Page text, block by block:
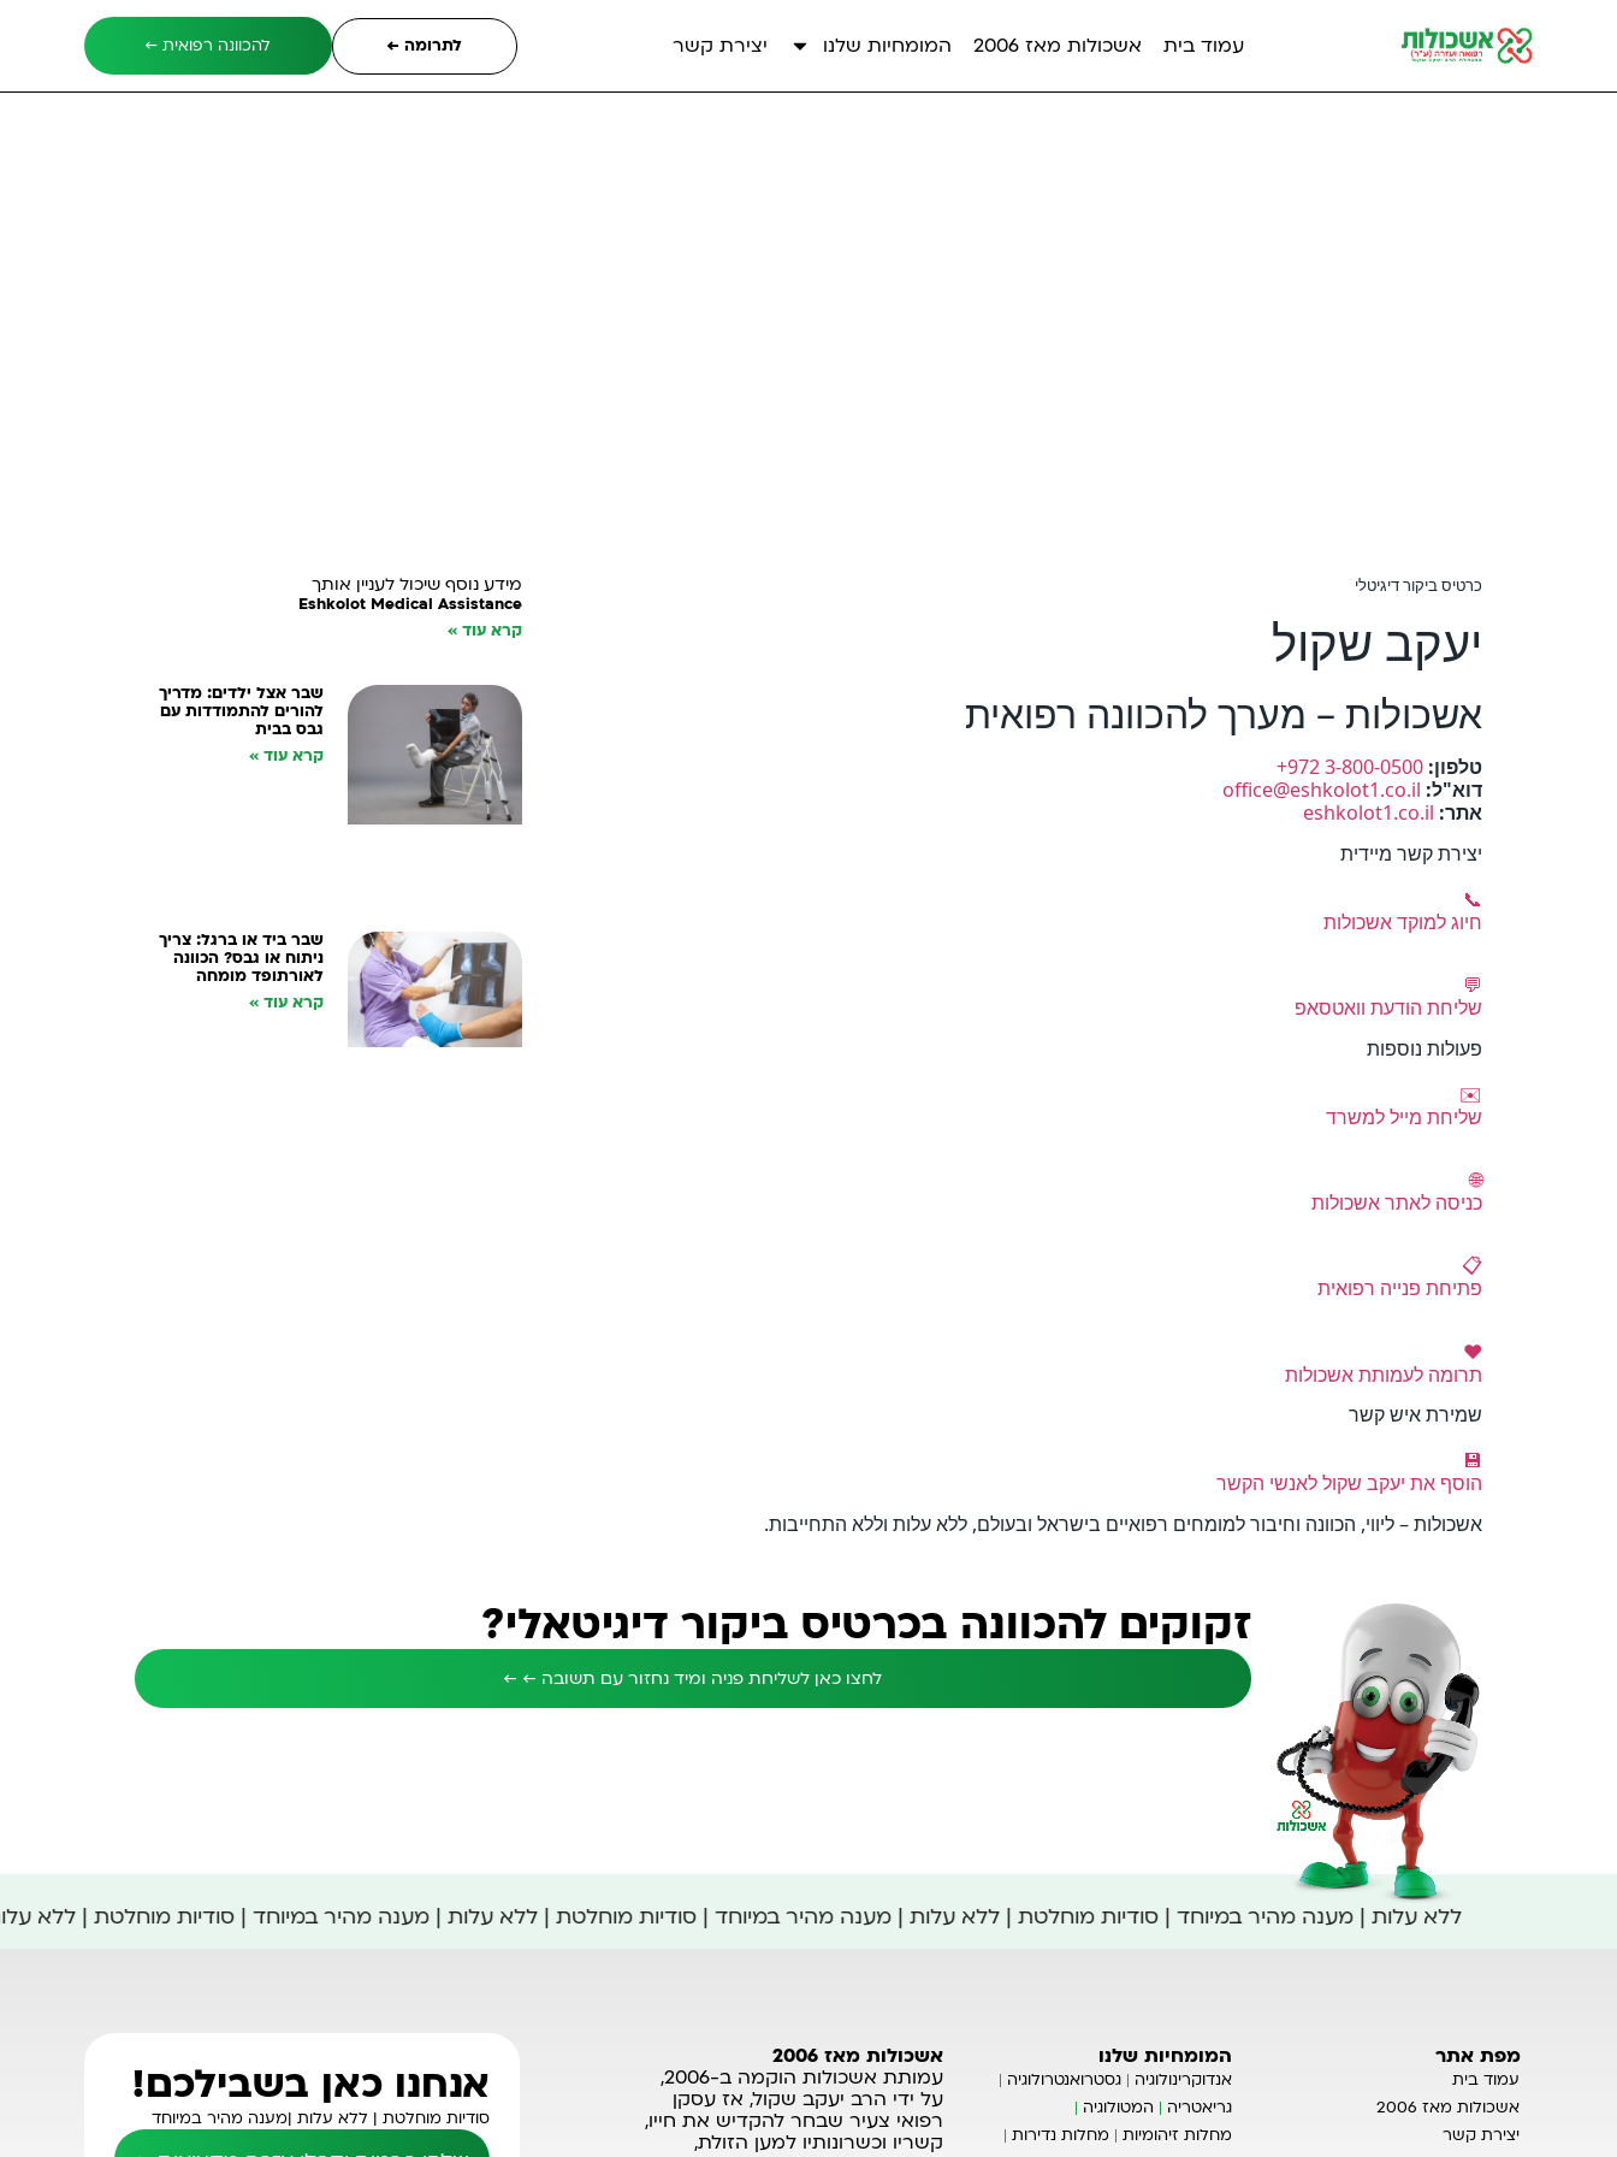
עמוד בית אשכולות מאז 2006 המומחיות שלנו יצירת קשר לתרומה ← להכוונה רפואית ←
כרטיס ביקור דיגיטלי
יעקב שקול
אשכולות – מערך להכוונה רפואית
טלפון: +972 3-800-0500
דוא"ל: office@eshkolot1.co.il
אתר: eshkolot1.co.il
יצירת קשר מיידית
📞
חיוג למוקד אשכולות
💬
שליחת הודעת וואטסאפ
פעולות נוספות
✉️
שליחת מייל למשרד
🌐
כניסה לאתר אשכולות
📋
פתיחת פנייה רפואית
❤️
תרומה לעמותת אשכולות
שמירת איש קשר
💾
הוסף את יעקב שקול לאנשי הקשר
אשכולות – ליווי, הכוונה וחיבור למומחים רפואיים בישראל ובעולם, ללא עלות וללא התחייבות.
מידע נוסף שיכול לעניין אותך
Eshkolot Medical Assistance
קרא עוד »
שבר אצל ילדים: מדריך
להורים להתמודדות עם
גבס בבית
קרא עוד »
שבר ביד או ברגל: צריך
ניתוח או גבס? הכוונה
לאורתופד מומחה
קרא עוד »
זקוקים להכוונה בכרטיס ביקור דיגיטאלי?
לחצו כאן לשליחת פניה ומיד נחזור עם תשובה ← ←
ללא עלות | מענה מהיר במיוחד | סודיות מוחלטת | ללא עלות | מענה מהיר במיוחד | סודיות מוחלטת | ללא עלות | מענה מהיר במיוחד | סודיות מוחלטת |
מפת אתר
עמוד בית
אשכולות מאז 2006
יצירת קשר
המומחיות שלנו
אנדוקרינולוגיה
גסטרואנטרולוגיה
גריאטריה
המטולוגיה
מחלות זיהומיות
מחלות נדירות
אשכולות מאז 2006
עמותת אשכולות הוקמה ב-2006,
על ידי הרב יעקב שקול, אז עסקן
רפואי צעיר שבחר להקדיש את חייו,
קשריו וכשרונותיו למען הזולת,
אנחנו כאן בשבילכם!
סודיות מוחלטת | ללא עלות |מענה מהיר במיוחד